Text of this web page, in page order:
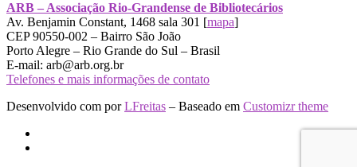
ARB – Associação Rio-Grandense de Bibliotecários
Av. Benjamin Constant, 1468 sala 301 [mapa]
CEP 90550-002 – Bairro São João
Porto Alegre – Rio Grande do Sul – Brasil
E-mail: arb@arb.org.br
Telefones e mais informações de contato
Desenvolvido com porLFreitas – Baseado em Customizr theme